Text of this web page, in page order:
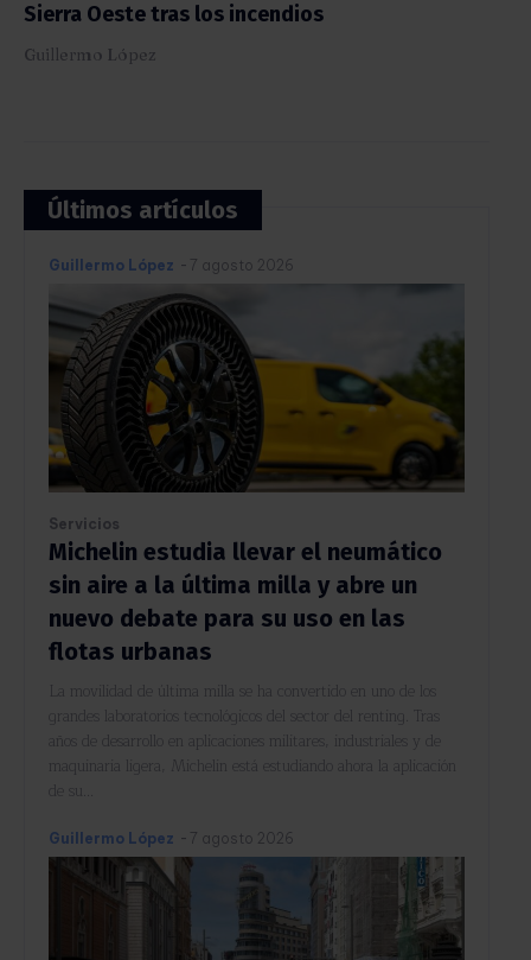
Sierra Oeste tras los incendios
Guillermo López
Últimos artículos
Guillermo López - 7 agosto 2026
Servicios
Michelin estudia llevar el neumático
sin aire a la última milla y abre un
nuevo debate para su uso en las
flotas urbanas
La movilidad de última milla se ha convertido en uno de los
grandes laboratorios tecnológicos del sector del renting. Tras
años de desarrollo en aplicaciones militares, industriales y de
maquinaria ligera, Michelin está estudiando ahora la aplicación
de su...
Guillermo López - 7 agosto 2026